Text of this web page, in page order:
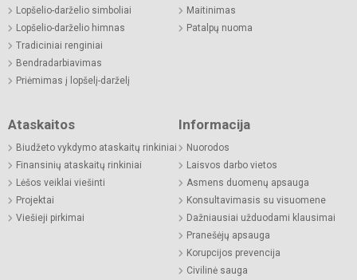
Lopšelio-darželio simboliai
Lopšelio-darželio himnas
Tradiciniai renginiai
Bendradarbiavimas
Priėmimas į lopšelį-darželį
Maitinimas
Patalpų nuoma
Ataskaitos
Biudžeto vykdymo ataskaitų rinkiniai
Finansinių ataskaitų rinkiniai
Lėšos veiklai viešinti
Projektai
Viešieji pirkimai
Informacija
Nuorodos
Laisvos darbo vietos
Asmens duomenų apsauga
Konsultavimasis su visuomene
Dažniausiai užduodami klausimai
Pranešėjų apsauga
Korupcijos prevencija
Civilinė sauga